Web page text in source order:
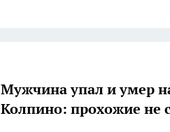
Мужчина упал и умер
Колпино: прохожие не